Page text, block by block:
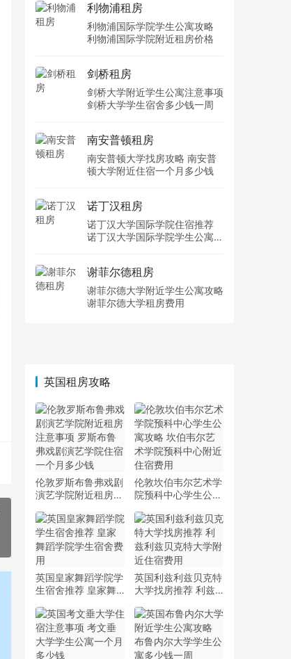
利物浦租房
利物浦国际学院学生公寓攻略
利物浦国际学院附近租房价格
剑桥租房
剑桥大学附近学生公寓注意事项
剑桥大学学生宿舍多少钱一周
南安普顿租房
南安普顿大学找房攻略 南安普
顿大学附近住宿一个月多少钱
诺丁汉租房
诺丁汉大学国际学院住宿推荐
诺丁汉大学国际学院学生公寓多
谢菲尔德租房
谢菲尔德大学附近学生公寓攻略
谢菲尔德大学租房费用
英国租房攻略
伦敦罗斯布鲁弗戏剧
演艺学院附近租房注
戏剧演艺学院住宿一
个月多少钱
伦敦坎伯韦尔艺术学
院预科中心学生公寓
学院预科中心附近住
宿费用
英国皇家舞蹈学院学
生宿舍推荐 皇家舞
英国利兹利兹贝克特
大学找房推荐 利兹
住宿费用